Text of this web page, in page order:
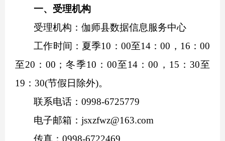
一、受理机构
受理机构：伽师县数据信息服务中心
工作时间：夏季10：00至14：00，16：00
至20：00；冬季10：00至14：00，15：30至
19：30(节假日除外)。
联系电话：0998-6725779
电子邮箱：jsxzfwz@163.com
传真：0998-6722469